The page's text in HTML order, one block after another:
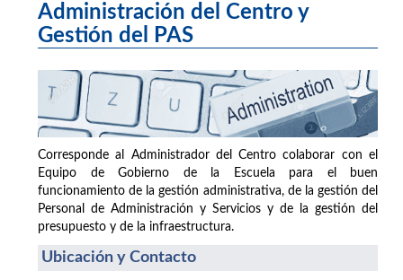
Administración del Centro y
Gestión del PAS
Corresponde al Administrador del Centro colaborar con el
Equipo de Gobierno de la Escuela para el buen
funcionamiento de la gestión administrativa, de la gestión del
Personal de Administración y Servicios y de la gestión del
presupuesto y de la infraestructura.
Ubicación y Contacto